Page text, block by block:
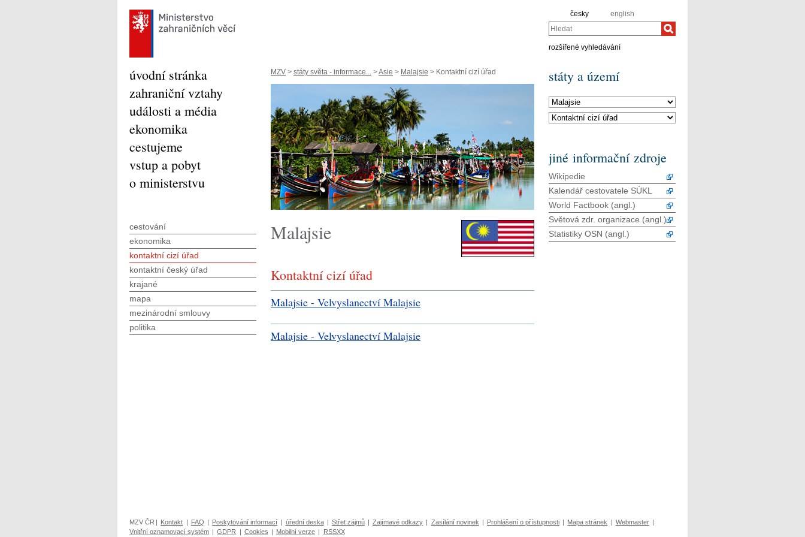
česky english
Hledat
rozšířené vyhledávání
MZV > státy světa - informace... >Asie > Malajsie > Kontaktní cizí úřad
Malajsie
Kontaktní cizí úřad
Malajsie - Velvyslanectví Malajsie
Malajsie - Velvyslanectví Malajsie
úvodní stránka
zahraniční vztahy
události a média
ekonomika
cestujeme
vstup a pobyt
o ministerstvu
cestování
ekonomika
kontaktní cizí úřad
kontaktní český úřad
krajané
mapa
mezinárodní smlouvy
politika
státy a území
jiné informační zdroje
Wikipedie
Kalendář cestovatele SÚKL
World Factbook (angl.)
Světová zdr. organizace (angl.)
Statistiky OSN (angl.)
MZV ČR | Kontakt | FAQ | Poskytování informací | úřední deska | Střet zájmů | Zajímavé odkazy | Zasílání novinek | Prohlášení o přístupnosti | Mapa stránek | Webmaster |
Vnitřní oznamovací systém | GDPR | Cookies | Mobilní verze | RSSXX